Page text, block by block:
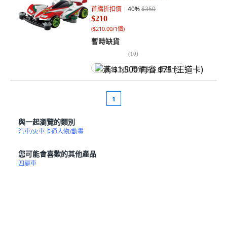
首購折扣價 40%$350
$210
($210.00/1個)
暫時缺貨
(10)
满 $1,500 再省 $75 (王道卡)
1
與一起瀏覽的類別
汽車/火車卡通人物/動畫
您可能會喜歡的其他產品
四驅車